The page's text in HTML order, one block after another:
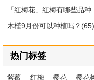
「红梅花」红梅有哪些品
木槿9月份可以种植吗？(65)
热门标签
紫薇 红梅 樱花 樱花